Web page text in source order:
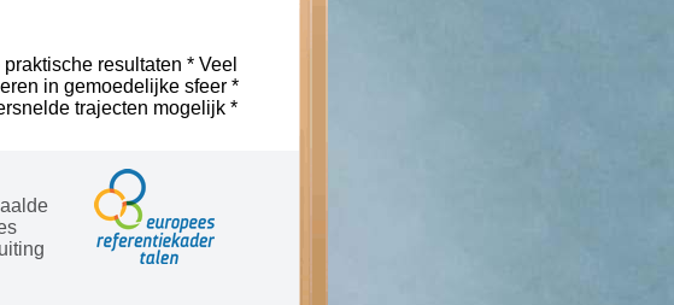
resultaten * Veel
in gemoedelijke sfeer *
trajecten mogelijk *